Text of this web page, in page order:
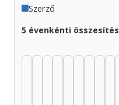
Szerző
5 évenkénti összesítés